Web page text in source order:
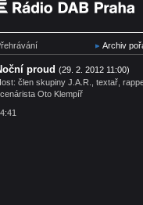
Archiv
proud (29. 2. 2012 11:00)
člen skupiny J.A.R., textař,
Oto Klempíř